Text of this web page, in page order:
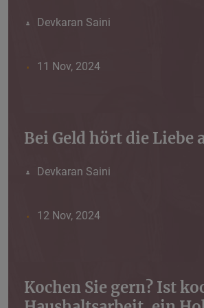
Devkaran Saini
11 Nov, 2024
Bei Geld hört die Liebe
Devkaran Saini
12 Nov, 2024
Kochen Sie gern? Ist